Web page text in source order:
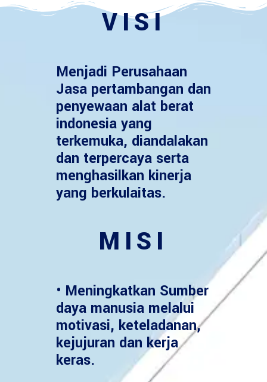
VISI
Menjadi Perusahaan
Jasa pertambangan dan
penyewaan alat berat
indonesia yang
terkemuka, diandalakan
dan terpercaya serta
menghasilkan kinerja
yang berkulaitas.
MISI
• Meningkatkan Sumber
daya manusia melalui
motivasi, keteladanan,
kejujuran dan kerja
keras.